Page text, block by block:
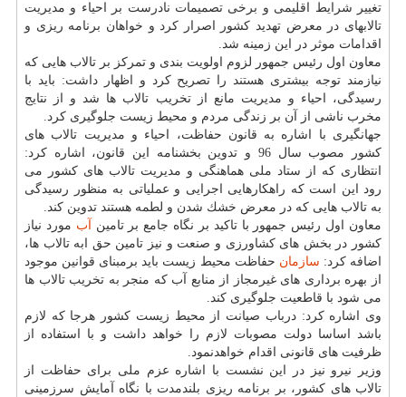
تغییر شرایط اقلیمی و برخی تصمیمات نادرست بر احیاء و مدیریت
تالابهای در معرض تهدید كشور اصرار كرد و خواهان برنامه ریزی و
اقدامات موثر در این زمینه شد.
معاون اول رئیس جمهور لزوم اولویت بندی و تمركز بر تالاب هایی كه
نیازمند توجه بیشتری هستند را تصریح كرد و اظهار داشت: باید با
رسیدگی، احیاء و مدیریت مانع از تخریب تالاب ها شد و از نتایج
مخرب ناشی از آن بر زندگی مردم و محیط زیست جلوگیری كرد.
جهانگیری با اشاره به قانون حفاظت، احیاء و مدیریت تالاب های
كشور مصوب سال 96 و تدوین بخشنامه این قانون، اشاره كرد:
انتظاری كه از ستاد ملی هماهنگی و مدیریت تالاب های كشور می
رود این است كه راهكارهایی اجرایی و عملیاتی به منظور رسیدگی
به تالاب هایی كه در معرض خشك شدن و لطمه هستند تدوین كند.
معاون اول رئیس جمهور با تاكید بر نگاه جامع بر تامین
آب مورد نیاز
كشور در بخش های كشاورزی و صنعت و نیز تامین حق ابه تالاب ها،
اضافه كرد: سازمان حفاظت محیط زیست باید برمبنای قوانین موجود
از بهره برداری های غیرمجاز از منابع آب كه منجر به تخریب تالاب ها
می شود با قاطعیت جلوگیری كند.
وی اشاره كرد: درباب صیانت از محیط زیست كشور هرجا كه لازم
باشد اساسا دولت مصوبات لازم را خواهد داشت و با استفاده از
ظرفیت های قانونی اقدام خواهدنمود.
وزیر نیرو نیز در این نشست با اشاره عزم ملی برای حفاظت از
تالاب های كشور، بر برنامه ریزی بلندمدت با نگاه آمایش سرزمینی